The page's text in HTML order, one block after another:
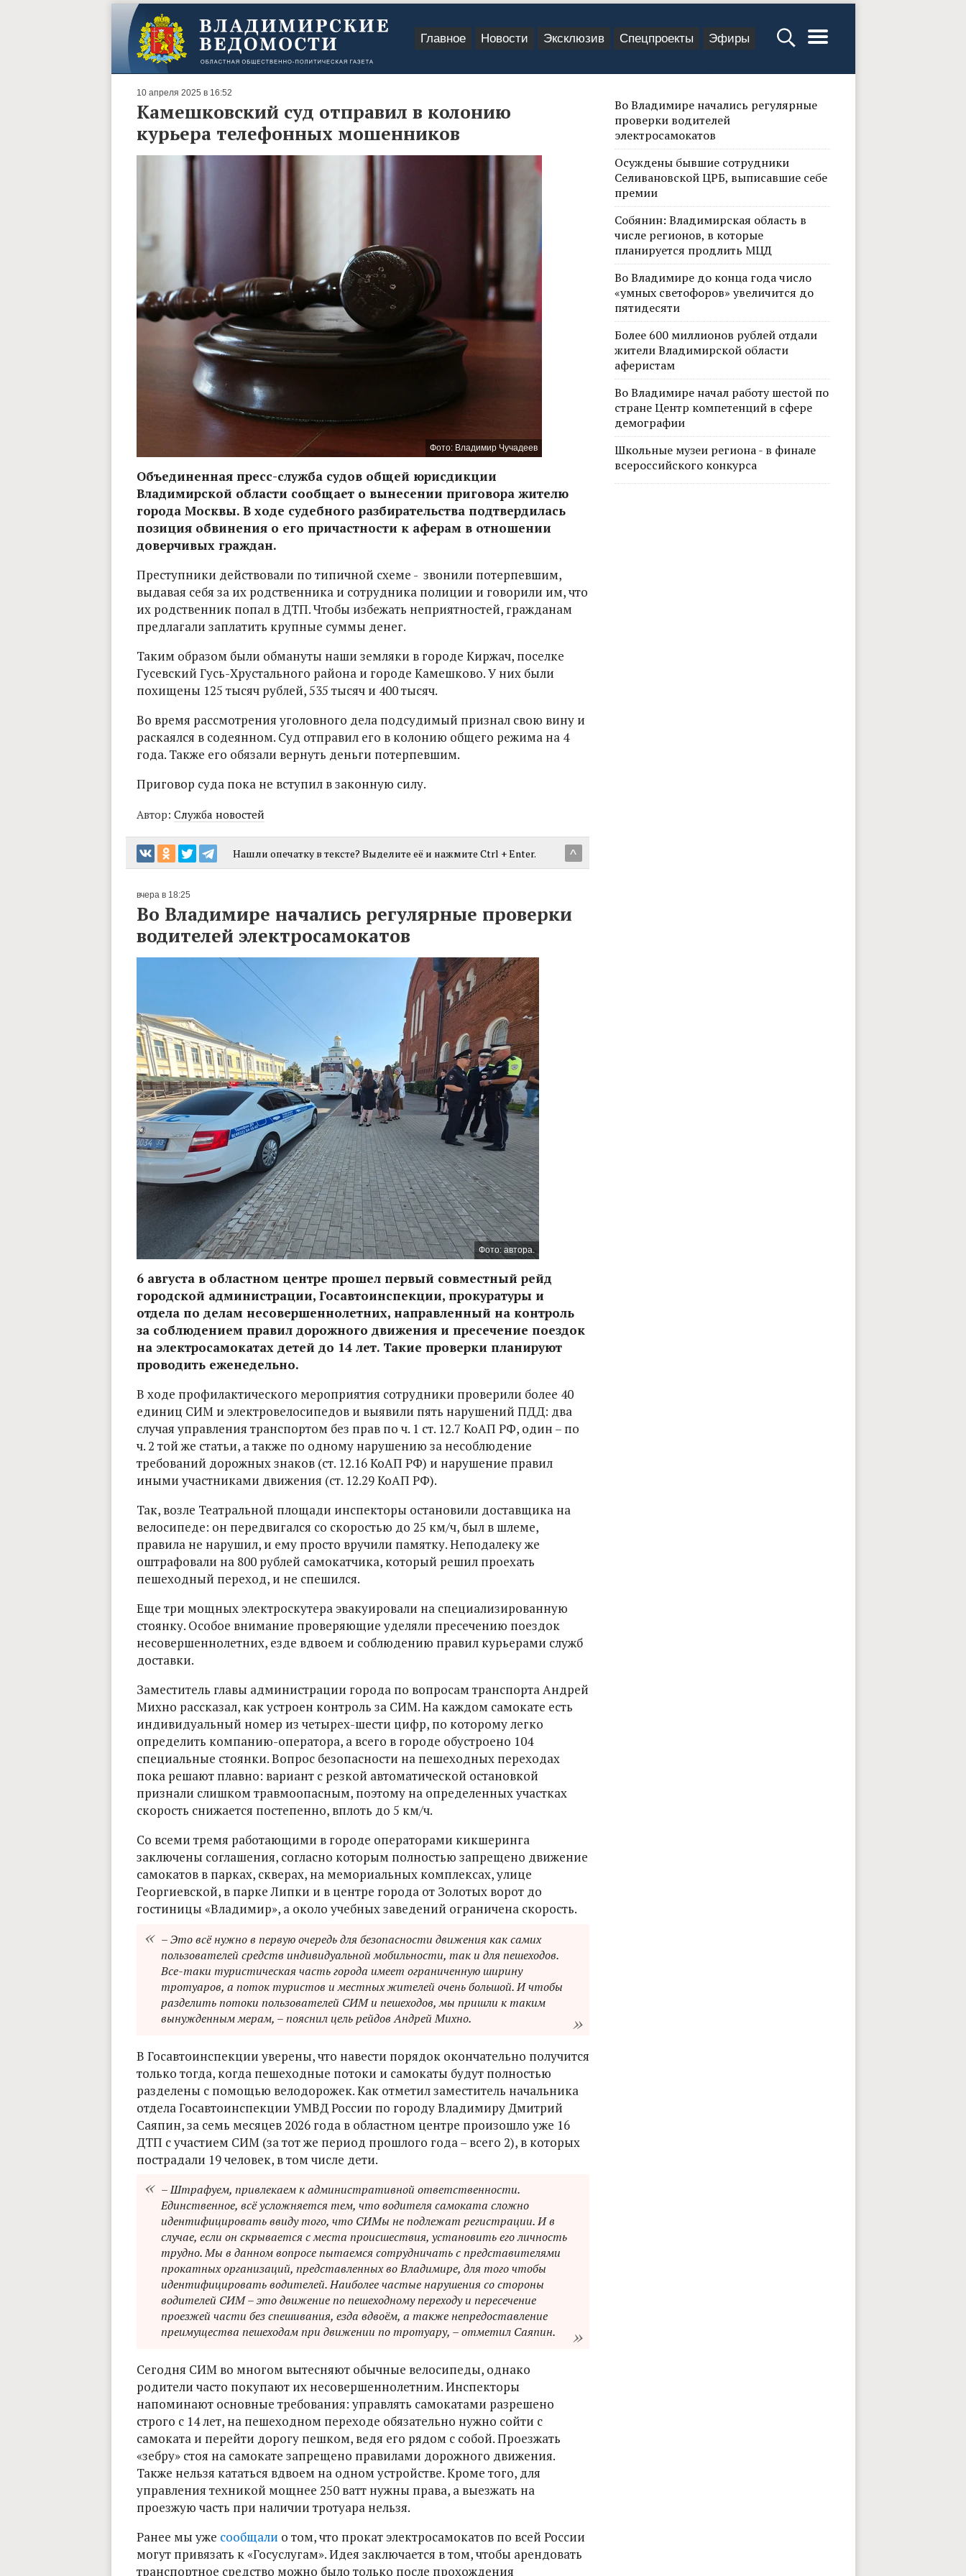
Главное Новости Эксклюзив Спецпроекты Эфиры
10 апреля 2025 в 16:52
Камешковский суд отправил в колонию
курьера телефонных мошенников
Фото: Владимир Чучадеев
Объединенная пресс-служба судов общей юрисдикции
Владимирской области сообщает о вынесении приговора жителю
города Москвы. В ходе судебного разбирательства подтвердилась
позиция обвинения о его причастности к аферам в отношении
доверчивых граждан.
Преступники действовали по типичной схеме - звонили потерпевшим,
выдавая себя за их родственника и сотрудника полиции и говорили им, что
их родственник попал в ДТП. Чтобы избежать неприятностей, гражданам
предлагали заплатить крупные суммы денег.
Таким образом были обмануты наши земляки в городе Киржач, поселке
Гусевский Гусь-Хрустального района и городе Камешково. У них были
похищены 125 тысяч рублей, 535 тысяч и 400 тысяч.
Во время рассмотрения уголовного дела подсудимый признал свою вину и
раскаялся в содеянном. Суд отправил его в колонию общего режима на 4
года. Также его обязали вернуть деньги потерпевшим.
Приговор суда пока не вступил в законную силу.
Автор: Служба новостей
^
Нашли опечатку в тексте? Выделите её и нажмите Ctrl + Enter.
вчера в 18:25
Во Владимире начались регулярные проверки
водителей электросамокатов
Фото: автора.
6 августа в областном центре прошел первый совместный рейд
городской администрации, Госавтоинспекции, прокуратуры и
отдела по делам несовершеннолетних, направленный на контроль
за соблюдением правил дорожного движения и пресечение поездок
на электросамокатах детей до 14 лет. Такие проверки планируют
проводить еженедельно.
В ходе профилактического мероприятия сотрудники проверили более 40
единиц СИМ и электровелосипедов и выявили пять нарушений ПДД: два
случая управления транспортом без прав по ч. 1 ст. 12.7 КоАП РФ, один – по
ч. 2 той же статьи, а также по одному нарушению за несоблюдение
требований дорожных знаков (ст. 12.16 КоАП РФ) и нарушение правил
иными участниками движения (ст. 12.29 КоАП РФ).
Так, возле Театральной площади инспекторы остановили доставщика на
велосипеде: он передвигался со скоростью до 25 км/ч, был в шлеме,
правила не нарушил, и ему просто вручили памятку. Неподалеку же
оштрафовали на 800 рублей самокатчика, который решил проехать
пешеходный переход, и не спешился.
Еще три мощных электроскутера эвакуировали на специализированную
стоянку. Особое внимание проверяющие уделяли пресечению поездок
несовершеннолетних, езде вдвоем и соблюдению правил курьерами служб
доставки.
Заместитель главы администрации города по вопросам транспорта Андрей
Михно рассказал, как устроен контроль за СИМ. На каждом самокате есть
индивидуальный номер из четырех-шести цифр, по которому легко
определить компанию-оператора, а всего в городе обустроено 104
специальные стоянки. Вопрос безопасности на пешеходных переходах
пока решают плавно: вариант с резкой автоматической остановкой
признали слишком травмоопасным, поэтому на определенных участках
скорость снижается постепенно, вплоть до 5 км/ч.
Со всеми тремя работающими в городе операторами кикшеринга
заключены соглашения, согласно которым полностью запрещено движение
самокатов в парках, скверах, на мемориальных комплексах, улице
Георгиевской, в парке Липки и в центре города от Золотых ворот до
гостиницы «Владимир», а около учебных заведений ограничена скорость.
– Это всё нужно в первую очередь для безопасности движения как самих
пользователей средств индивидуальной мобильности, так и для пешеходов.
Все-таки туристическая часть города имеет ограниченную ширину
тротуаров, а поток туристов и местных жителей очень большой. И чтобы
разделить потоки пользователей СИМ и пешеходов, мы пришли к таким
вынужденным мерам, – пояснил цель рейдов Андрей Михно.
В Госавтоинспекции уверены, что навести порядок окончательно получится
только тогда, когда пешеходные потоки и самокаты будут полностью
разделены с помощью велодорожек. Как отметил заместитель начальника
отдела Госавтоинспекции УМВД России по городу Владимиру Дмитрий
Саяпин, за семь месяцев 2026 года в областном центре произошло уже 16
ДТП с участием СИМ (за тот же период прошлого года – всего 2), в которых
пострадали 19 человек, в том числе дети.
– Штрафуем, привлекаем к административной ответственности.
Единственное, всё усложняется тем, что водителя самоката сложно
идентифицировать ввиду того, что СИМы не подлежат регистрации. И в
случае, если он скрывается с места происшествия, установить его личность
трудно. Мы в данном вопросе пытаемся сотрудничать с представителями
прокатных организаций, представленных во Владимире, для того чтобы
идентифицировать водителей. Наиболее частые нарушения со стороны
водителей СИМ – это движение по пешеходному переходу и пересечение
проезжей части без спешивания, езда вдвоём, а также непредоставление
преимущества пешеходам при движении по тротуару, – отметил Саяпин.
Сегодня СИМ во многом вытесняют обычные велосипеды, однако
родители часто покупают их несовершеннолетним. Инспекторы
напоминают основные требования: управлять самокатами разрешено
строго с 14 лет, на пешеходном переходе обязательно нужно сойти с
самоката и перейти дорогу пешком, ведя его рядом с собой. Проезжать
«зебру» стоя на самокате запрещено правилами дорожного движения.
Также нельзя кататься вдвоем на одном устройстве. Кроме того, для
управления техникой мощнее 250 ватт нужны права, а выезжать на
проезжую часть при наличии тротуара нельзя.
Ранее мы уже сообщали о том, что прокат электросамокатов по всей России
могут привязать к «Госуслугам». Идея заключается в том, чтобы арендовать
транспортное средство можно было только после прохождения
Во Владимире начались регулярные
проверки водителей
электросамокатов
Осуждены бывшие сотрудники
Селивановской ЦРБ, выписавшие себе
премии
Собянин: Владимирская область в
числе регионов, в которые
планируется продлить МЦД
Во Владимире до конца года число
«умных светофоров» увеличится до
пятидесяти
Более 600 миллионов рублей отдали
жители Владимирской области
аферистам
Во Владимире начал работу шестой по
стране Центр компетенций в сфере
демографии
Школьные музеи региона - в финале
всероссийского конкурса